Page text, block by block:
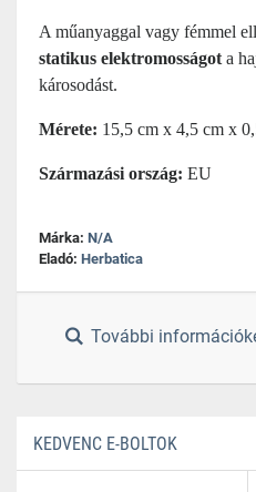
A műanyaggal vagy fémmel
statikus elektromosságot a
károsodást.
Mérete: 15,5 cm x 4,5 cm x
Származási ország: EU
Márka: N/A
Eladó: Herbatica
További
KEDVENC E-BOLTOK